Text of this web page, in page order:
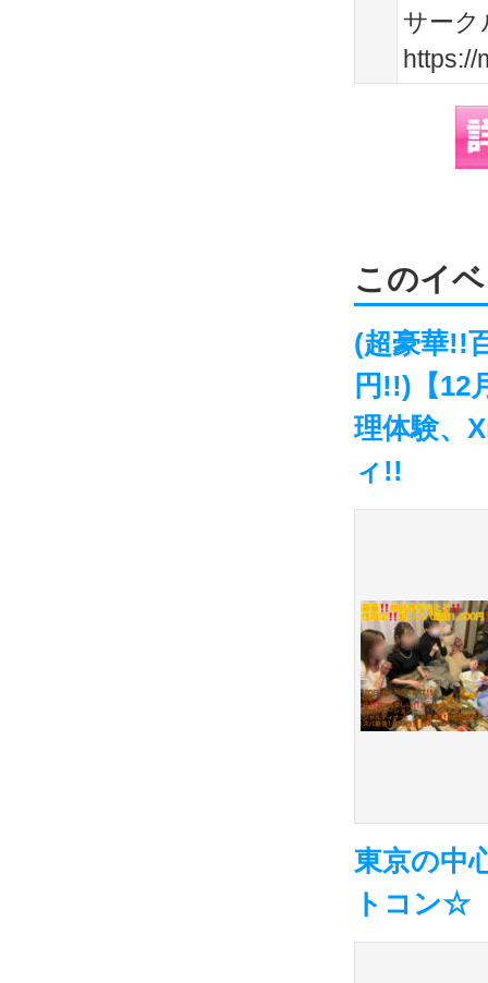
サー
https://
このイ
(超豪華!!
円!!)【12
理体験、
ィ!!
東京の中
トコン☆